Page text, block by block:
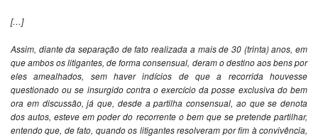
[…]
Assim, diante da separação de fato realizada a mais de 30 (trinta) anos, em
que ambos os litigantes, de forma consensual, deram o destino aos bens por
eles amealhados, sem haver indícios de que a recorrida houvesse
questionado ou se insurgido contra o exercício da posse exclusiva do bem
ora em discussão, já que, desde a partilha consensual, ao que se denota
dos autos, esteve em poder do recorrente o bem que se pretende partilhar,
entendo que, de fato, quando os litigantes resolveram por fim à convivência,